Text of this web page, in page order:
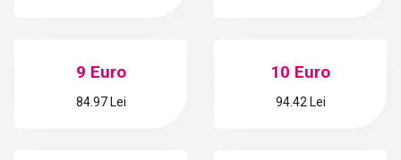
9 Euro
84.97 Lei
10 Euro
94.42 Lei